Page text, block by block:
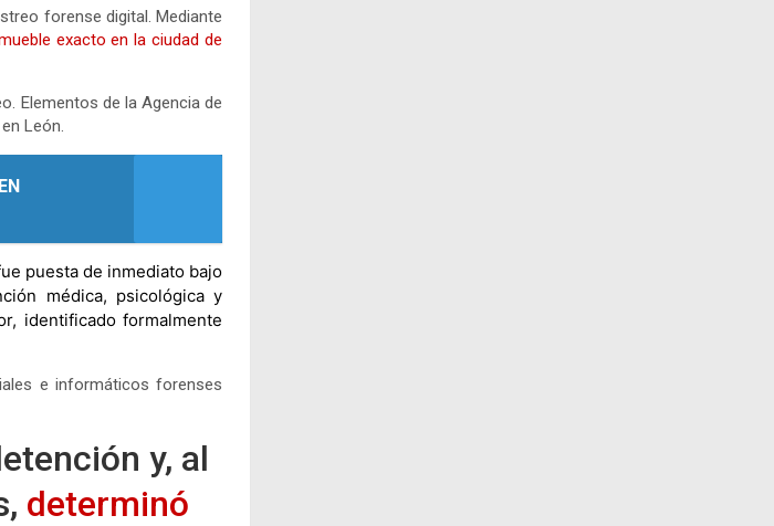
forense digital. Mediante
exacto en la ciudad de
Elementos de la Agencia de
León.
puesta de inmediato bajo
médica, psicológica y
, identificado formalmente
e informáticos forenses
y, al
determinó